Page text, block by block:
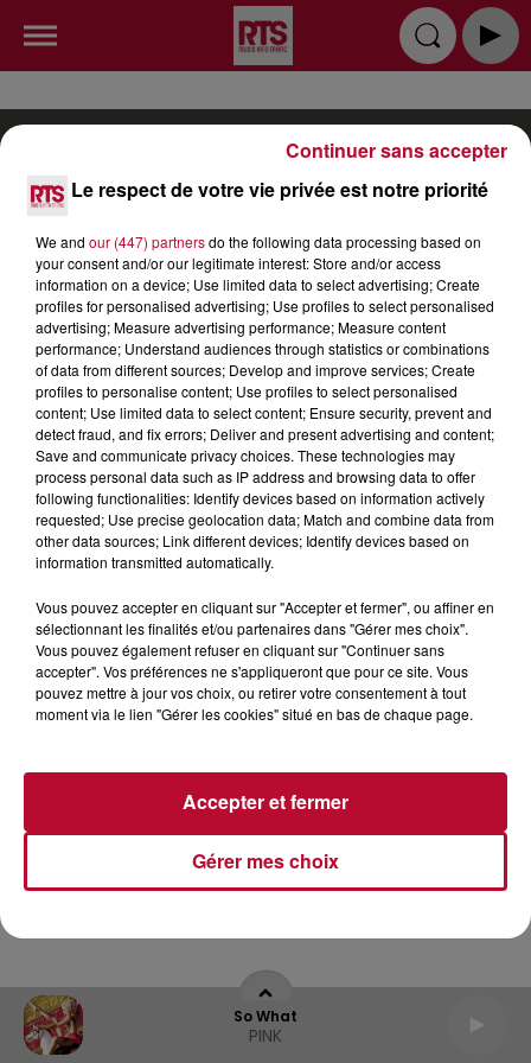
So What
PINK
RADIO INFOS PODCAST
TOP INDÉ CKOI CE TITRE ? SORTIR
JEUX PUBLICITÉ CONTACT
Gestion des cookies Mentions Légales (CGU)
Plan du site
Le respect de votre vie privée est notre priorité
We and our (447) partnersdo the following data processing based on
your consent and/or our legitimate interest: Store and/or access
information on a device; Use limited data to select advertising; Create
profiles for personalised advertising; Use profiles to select personalised
advertising; Measure advertising performance; Measure content
performance; Understand audiences through statistics or combinations
of data from different sources; Develop and improve services; Create
profiles to personalise content; Use profiles to select personalised
content; Use limited data to select content; Ensure security, prevent and
detect fraud, and fix errors; Deliver and present advertising and content;
Save and communicate privacy choices. These technologies may
process personal data such as IP address and browsing data to offer
following functionalities: Identify devices based on information actively
requested; Use precise geolocation data; Match and combine data from
other data sources; Link different devices; Identify devices based on
information transmitted automatically.
Vous pouvez accepter en cliquant sur "Accepter et fermer", ou affiner en
sélectionnant les finalités et/ou partenaires dans "Gérer mes choix".
Vous pouvez également refuser en cliquant sur "Continuer sans
accepter". Vos préférences ne s'appliqueront que pour ce site. Vous
pouvez mettre à jour vos choix, ou retirer votre consentement à tout
moment via le lien "Gérer les cookies" situé en bas de chaque page.
Gérer mes choix
Accepter et fermer
Continuer sans accepter